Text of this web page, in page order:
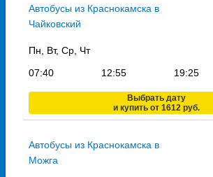
Автобусы из Краснокамска в
Чайковский
Пн, Вт, Ср, Чт
07:40
12:55 19:25
Выбрать дату
и купить от 1612 руб.
Автобусы из Краснокамска в
Можга